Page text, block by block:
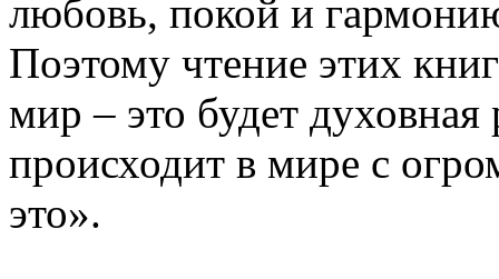
любовь, покой и
Поэтому чтение этих
мир – это будет
происходит в мире с
это».